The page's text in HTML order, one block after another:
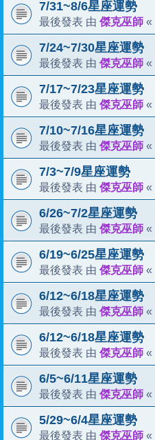
7/31~8/6星座運勢
最後發表 由 傑克巫師 «
7/24~7/30星座運勢
最後發表 由 傑克巫師 «
7/17~7/23星座運勢
最後發表 由 傑克巫師 «
7/10~7/16星座運勢
最後發表 由 傑克巫師 «
7/3~7/9星座運勢
最後發表 由 傑克巫師 «
6/26~7/2星座運勢
最後發表 由 傑克巫師 «
6/19~6/25星座運勢
最後發表 由 傑克巫師 «
6/12~6/18星座運勢
最後發表 由 傑克巫師 «
6/12~6/18星座運勢
最後發表 由 傑克巫師 «
6/5~6/11星座運勢
最後發表 由 傑克巫師 «
5/29~6/4星座運勢
最後發表 由 傑克巫師 «